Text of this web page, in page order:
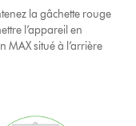
la gâchette rouge
l’appareil en
MAX situé à l’arrière